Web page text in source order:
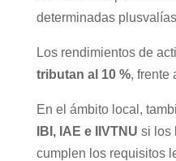
determinadas
Los rendimientos de
tributan al 10 %, frente
En el ámbito local,
IBI, IAE e IIVTNU si los
cumplen los requisitos